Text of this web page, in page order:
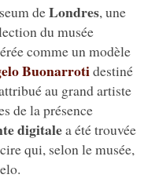
deLondres, une
du musée
comme un modèle
Buonarrotidestiné
au grand artiste
de la présence
digitalea été trouvée
qui, selon le musée,